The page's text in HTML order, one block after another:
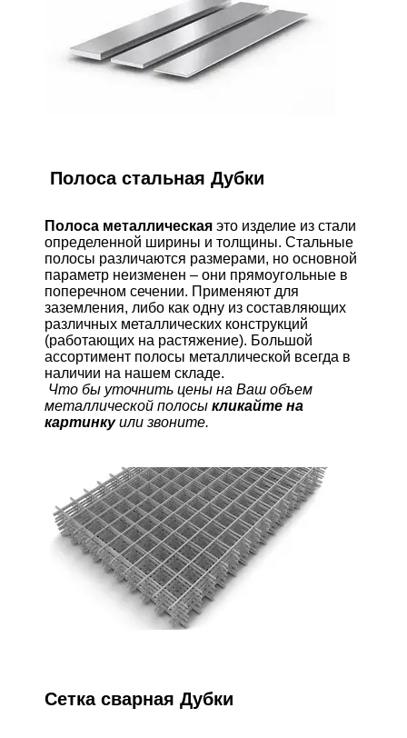
Полоса стальная Дубки
Полоса металлическая это изделие из стали
определенной ширины и толщины. Стальные
полосы различаются размерами, но основной
параметр неизменен – они прямоугольные в
поперечном сечении. Применяют для
заземления, либо как одну из составляющих
различных металлических конструкций
(работающих на растяжение). Большой
ассортимент полосы металлической всегда в
наличии на нашем складе.
Что бы уточнить цены на Ваш объем
металлической полосы кликайте на
картинкуили звоните.
Сетка сварная Дубки